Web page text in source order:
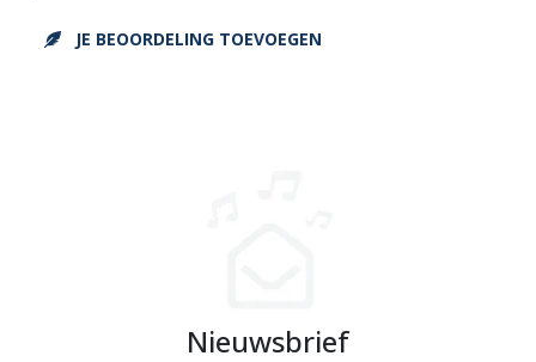
JE BEOORDELING TOEVOEGEN
Nieuwsbrief